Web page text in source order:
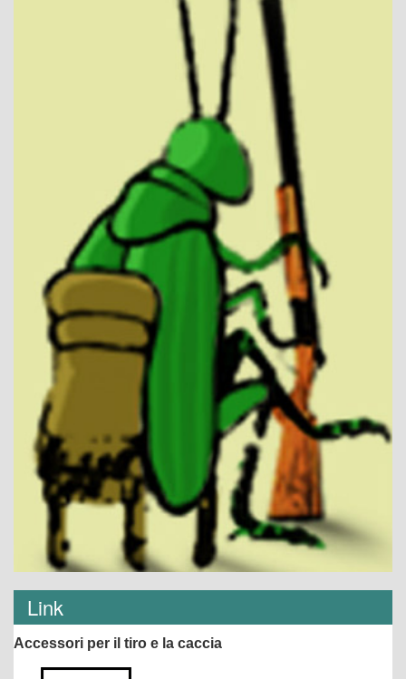
Link
Accessori per il tiro e la caccia